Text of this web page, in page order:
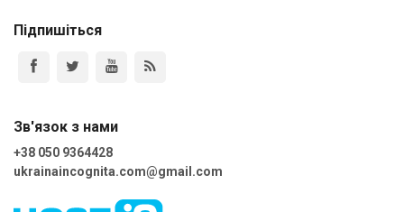
Підпишіться
Зв'язок з нами
+38 050 9364428
ukrainaincognita.com@gmail.com